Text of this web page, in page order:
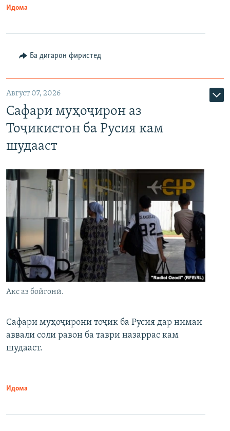
Идома
Ба дигарон фиристед
Август 07, 2026
Сафари муҳоҷирон аз
Тоҷикистон ба Русия кам
шудааст
Акс аз бойгонӣ.
Сафари муҳоҷирони тоҷик ба Русия дар нимаи
аввали соли равон ба таври назаррас кам
шудааст.
Идома